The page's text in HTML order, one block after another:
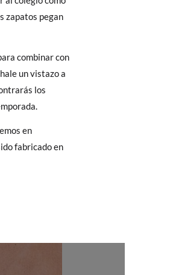
zapatos pegan
combinar con
un vistazo a
los
en
fabricado en
zapatos que
otra
por nada!
para que te
22,4 22,8 23,4